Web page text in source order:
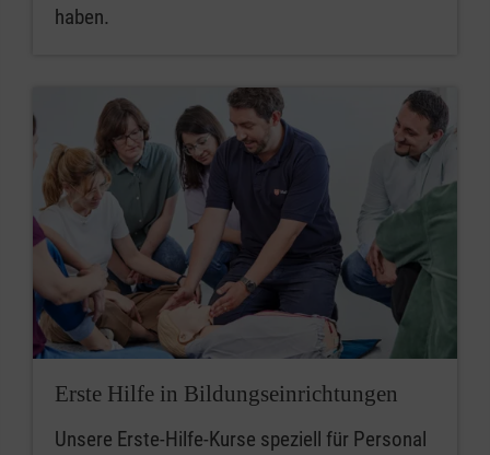
haben.
Erste Hilfe in Bildungseinrichtungen
Unsere Erste-Hilfe-Kurse speziell für Personal